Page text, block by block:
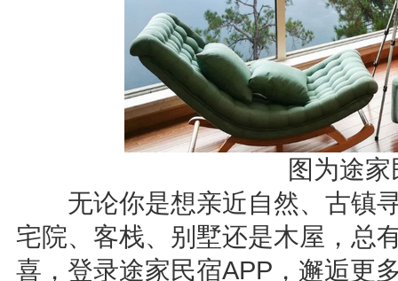
图为途
无论你是想亲近自然、古镇寻
宅院、客栈、别墅还是木屋，总
喜，登录途家民宿APP，邂逅更